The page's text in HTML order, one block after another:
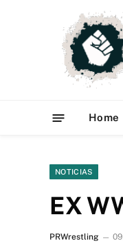
Home
NOTICIAS
EX
PRWrestling